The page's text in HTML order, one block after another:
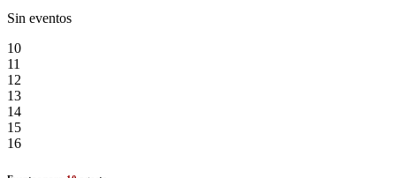
Sin eventos
10
11
12
13
14
15
16